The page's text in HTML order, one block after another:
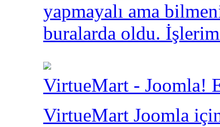
yapmayalı ama
buralarda oldu.
VirtueMart - Joomla!
VirtueMart Joomla